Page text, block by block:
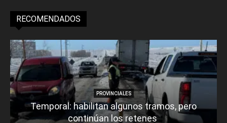
RECOMENDADOS
PROVINCIALES
Temporal: habilitan algunos tramos, pero
continúan los retenes